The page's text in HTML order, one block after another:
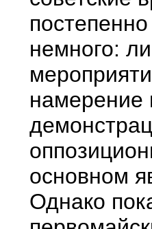
немного:
намерение
основном
Однако